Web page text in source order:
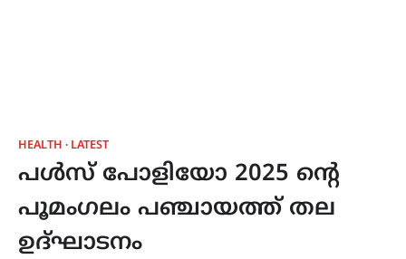
HEALTH LATEST
പൾസ് പോളിയോ 2025 ന്റെ
പൂമംഗലം പഞ്ചായത്ത്‌ തല
ഉദ്ഘാടനം